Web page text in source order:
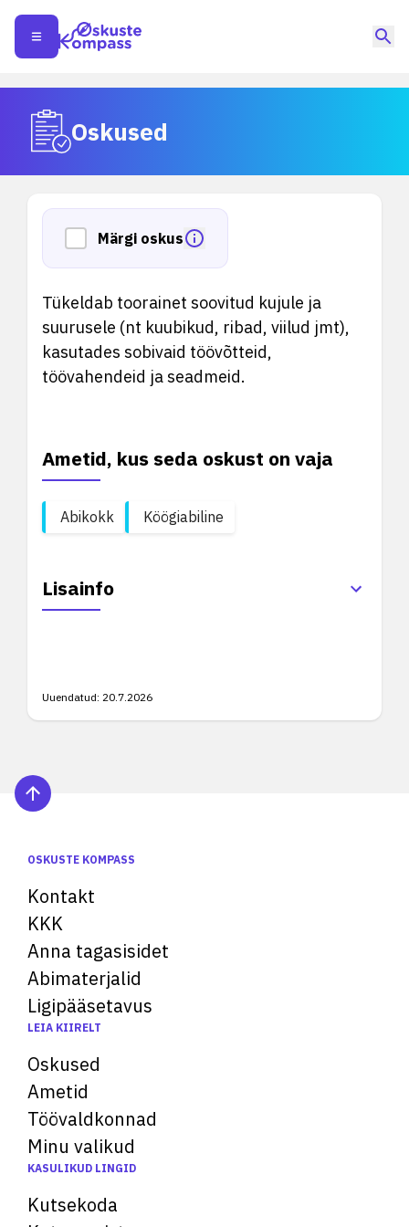
Oskused
Märgi oskus
Tükeldab toorainet soovitud kujule ja
suurusele (nt kuubikud, ribad, viilud jmt),
kasutades sobivaid töövõtteid,
töövahendeid ja seadmeid.
Ametid, kus seda oskust on vaja
Abikokk Köögiabiline
Lisainfo
Uuendatud: 20.7.2026
OSKUSTE KOMPASS
Kontakt
KKK
Anna tagasisidet
Abimaterjalid
Ligipääsetavus
LEIA KIIRELT
Oskused
Ametid
Töövaldkonnad
Minu valikud
KASULIKUD LINGID
Kutsekoda